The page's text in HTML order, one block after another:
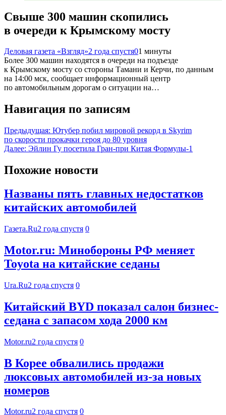
Свыше 300 машин скопились
в очереди к Крымскому мосту
Деловая газета «Взгляд»2 года спустя01 минуты
Более 300 машин находятся в очереди на подъезде
к Крымскому мосту со стороны Тамани и Керчи, по данным
на 14:00 мск, сообщает информационный центр
по автомобильным дорогам о ситуации на…
Навигация по записям
Предыдущая: Ютубер побил мировой рекорд в Skyrim
по скорости прокачки героя до 80 уровня
Далее: Эйлин Гу посетила Гран-при Китая Формулы-1
Похожие новости
Названы пять главных недостатков
китайских автомобилей
Газета.Ru2 года спустя 0
Motor.ru: Минобороны РФ меняет
Toyota на китайские седаны
Ura.Ru2 года спустя 0
Китайский BYD показал салон бизнес-
седана с запасом хода 2000 км
Motor.ru2 года спустя 0
В Корее обвалились продажи
люксовых автомобилей из-за новых
номеров
Motor.ru2 года спустя 0